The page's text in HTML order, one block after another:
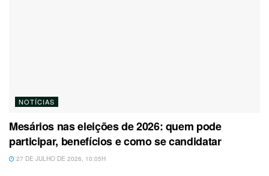
NOTÍCIAS
Mesários nas eleições de 2026: quem pode
participar, benefícios e como se candidatar
27 DE JULHO DE 2026, 10:05H